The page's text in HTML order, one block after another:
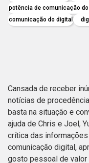
potência de comunicação do
comunicação do digital
Cansada de receber
notícias de
basta na situação e
ajuda de Chris e Joel,
crítica das
comunicação digital,
gosto pessoal de valor